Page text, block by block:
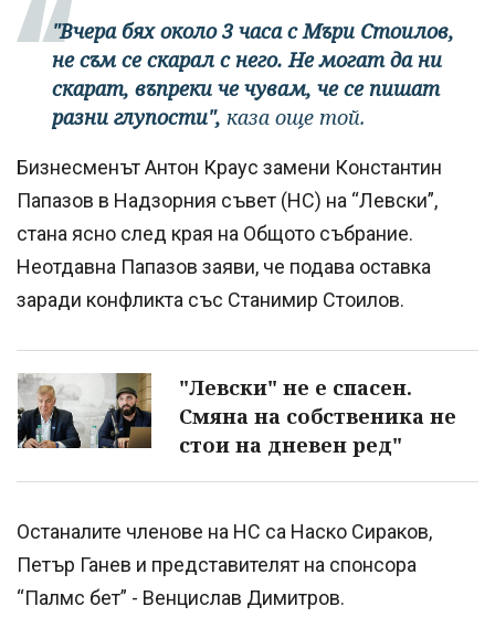
"Вчера бях около 3 часа с Мъри Стоилов,
не съм се скарал с него. Не могат да ни
скарат, въпреки че чувам, че се пишат
разни глупости", каза още той.
Бизнесменът Антон Краус замени Константин
Папазов в Надзорния съвет (НС) на “Левски”,
стана ясно след края на Общото събрание.
Неотдавна Папазов заяви, че подава оставка
заради конфликта със Станимир Стоилов.
"Левски" не е спасен.
Смяна на собственика не
стои на дневен ред"
Останалите членове на НС са Наско Сираков,
Петър Ганев и представителят на спонсора
“Палмс бет” - Венцислав Димитров.